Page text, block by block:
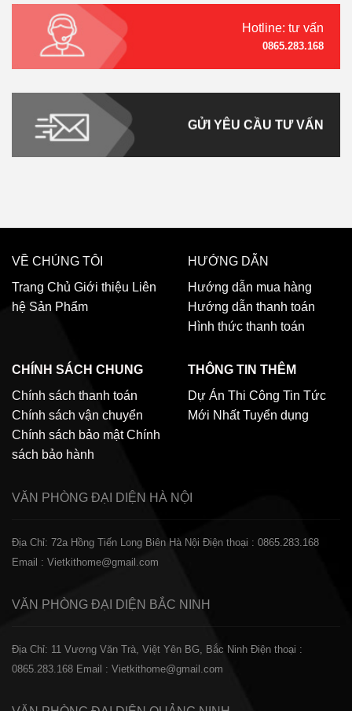
Hotline: tư vấn
0865.283.168
GỬI YÊU CẦU TƯ VẤN
VỀ CHÚNG TÔI
Trang Chủ Giới thiệu Liên
hệ Sản Phẩm
HƯỚNG DẪN
Hướng dẫn mua hàng
Hướng dẫn thanh toán
Hình thức thanh toán
CHÍNH SÁCH CHUNG
Chính sách thanh toán
Chính sách vận chuyển
Chính sách bảo mật Chính
sách bảo hành
THÔNG TIN THÊM
Dự Án Thi Công Tin Tức
Mới Nhất Tuyển dụng
VĂN PHÒNG ĐẠI DIỆN HÀ NỘI
Địa Chỉ: 72a Hồng Tiến Long Biên Hà Nội Điện thoại : 0865.283.168
Email : Vietkithome@gmail.com
VĂN PHÒNG ĐẠI DIỆN BẮC NINH
Địa Chỉ: 11 Vương Văn Trà, Việt Yên BG, Bắc Ninh Điện thoại :
0865.283.168 Email : Vietkithome@gmail.com